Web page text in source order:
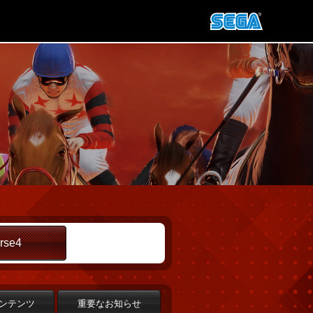
テンツ 重要なお知らせ